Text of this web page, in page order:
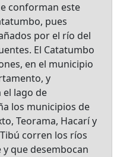
conforman este
pues
por el río del
El Catatumbo
en el municipio
y
el lago de
los municipios de
Teorama, Hacarí y
corren los ríos
que desembocan